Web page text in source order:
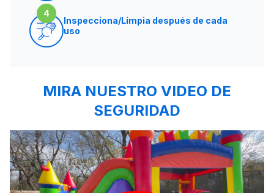
4
Inspecciona/Limpia después de cada
uso
MIRA NUESTRO VIDEO DE
SEGURIDAD